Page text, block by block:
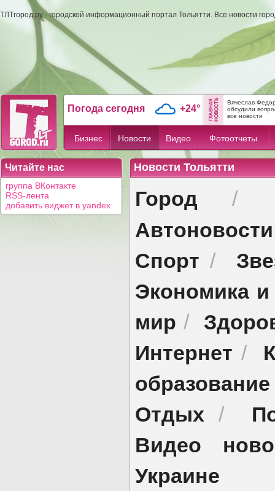
ТЛТгород.ру - городской информационный портал Тольятти. Все новости
Погода сегодня +24°
Вячеслав
обсудили
все новости
Бизнес Новости Видео Фотоотчеты
Читайте нас
группа ВКонтакте
RSS-лента
добавить виджет в yandex
Новости Тольятти
Город /
Автоновости
Спорт /
Экономика
мир /
Интернет /
образование
Отдых /
Видео
Украине